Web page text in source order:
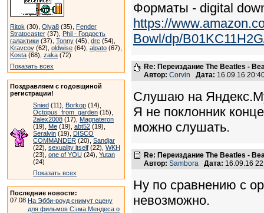
Ritok (30), Olya8 (35), Fender
Stratocaster (37), Phil - Гордость
галактики (37), Tonny (45), drc (54),
Kravcov (62), oldwise (64), alpato (67),
Kosta (68), zaka (72)
Показать всех
Поздравляем с годовщиной
регистрации!
Snied (11), Borkop (14),
Octopus_from_garden (15),
2alex2008 (17), Magnateron
(19), Me (19), abt52 (19),
Seralvin (19), DISCO
COMMANDER (20), Sandjar
(22), sexuality itself (22), WKH
(23), one of YOU (24), Yutan
(24)
Показать всех
Последние новости:
07.08 На Эбби-роуд снимут сцену
для фильмов Сэма Мендеса о
Форматы - digital
https://
Bowl/dp/
Re: Переиздание The Beatles -
Автор: Corvin Дата: 16.09.16
Слушаю на
Я не поклонник
можно слушать.
Re: Переиздание The Beatles -
Автор: Sambora Дата: 16.09.16
Ну по сравнению с
невозможно.